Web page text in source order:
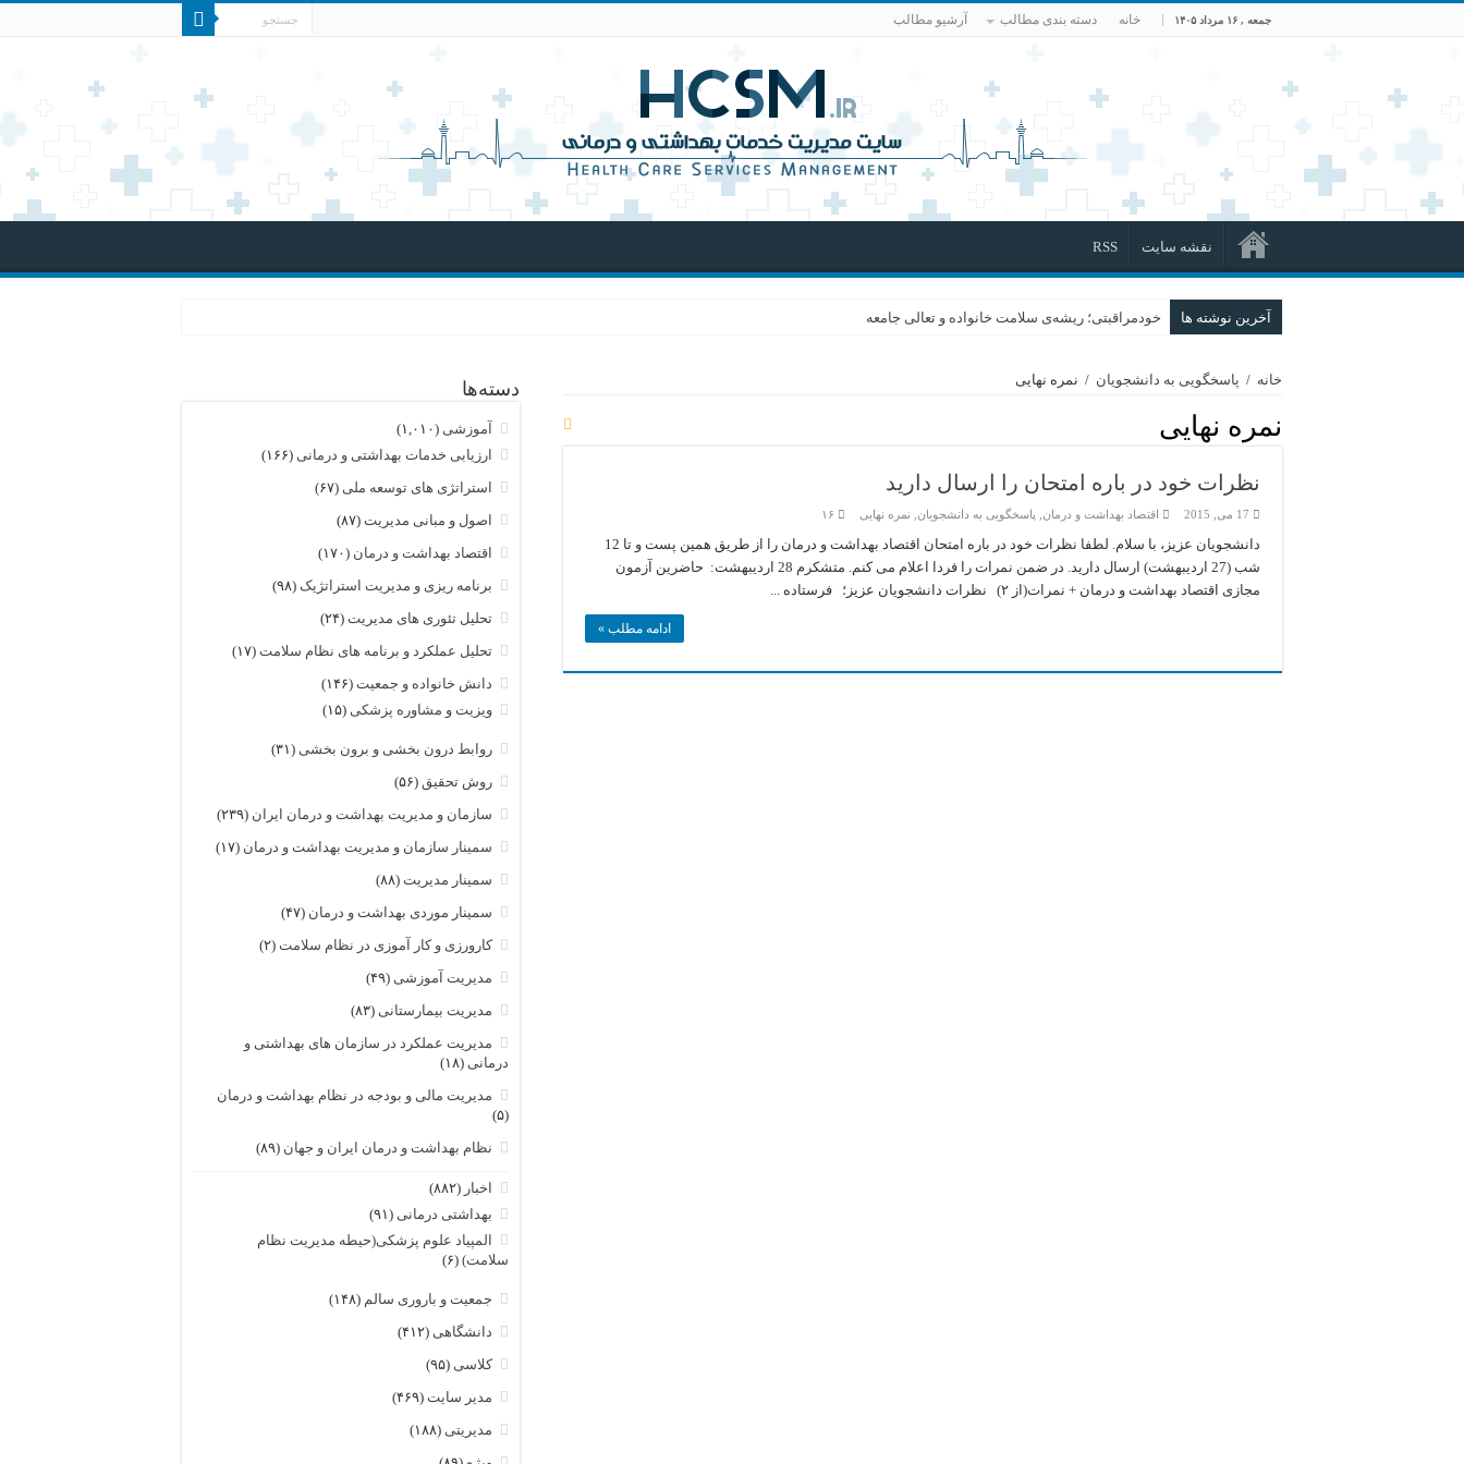
جمعه , ۱۶ مرداد ۱۴۰۵ خانه دسته بندی مطالب آرشیو مطالب
نقشه سایت RSS
آخرین نوشته ها خودمراقبتی؛ ریشه‌ی سلامت خانواده و تعالی جامعه
خانه / پاسخگویی به دانشجویان / نمره نهایی
نمره نهایی
نظرات خود در باره امتحان را ارسال دارید
17 می, 2015 اقتصاد بهداشت و درمان پاسخگویی به دانشجویان نمره نهایی ۱۶
دانشجویان عزیز، با سلام. لطفا نظرات خود در باره امتحان اقتصاد بهداشت و درمان را از طریق همین پست و تا 12
شب (27 اردیبهشت) ارسال دارید. در ضمن نمرات را فردا اعلام می کنم. متشکرم 28 اردیبهشت: حاضرین آزمون
مجازی اقتصاد بهداشت و درمان + نمرات(از ۲) نظرات دانشجویان عزیز؛ فرستاده ...
ادامه مطلب »
دسته‌ها
آموزشی (۱,۰۱۰)
ارزیابی خدمات بهداشتی و درمانی (۱۶۶)
استراتژی های توسعه ملی (۶۷)
اصول و مبانی مدیریت(۸۷)
اقتصاد بهداشت و درمان (۱۷۰)
برنامه ریزی و مدیریت استراتژیک (۹۸)
تحلیل تئوری های مدیریت(۲۴)
تحلیل عملکرد و برنامه های نظام سلامت(۱۷)
دانش خانواده و جمعیت(۱۴۶)
ویزیت و مشاوره پزشکی (۱۵)
روابط درون بخشی و برون بخشی (۳۱)
روش تحقیق(۵۶)
سازمان و مدیریت بهداشت و درمان ایران (۲۳۹)
سمینار سازمان و مدیریت بهداشت و درمان (۱۷)
سمینار مدیریت(۸۸)
سمینار موردی بهداشت و درمان (۴۷)
کارورزی و کار آموزی در نظام سلامت(۲)
مدیریت آموزشی (۴۹)
مدیریت بیمارستانی (۸۳)
مدیریت عملکرد در سازمان های بهداشتی و
درمانی (۱۸)
مدیریت مالی و بودجه در نظام بهداشت و درمان
(۵)
نظام بهداشت و درمان ایران و جهان (۸۹)
اخبار (۸۸۲)
بهداشتی درمانی (۹۱)
المپیاد علوم پزشکی(حیطه مدیریت نظام
سلامت) (۶)
جمعیت و باروری سالم (۱۴۸)
دانشگاهی (۴۱۲)
کلاسی (۹۵)
مدیر سایت(۴۶۹)
مدیریتی (۱۸۸)